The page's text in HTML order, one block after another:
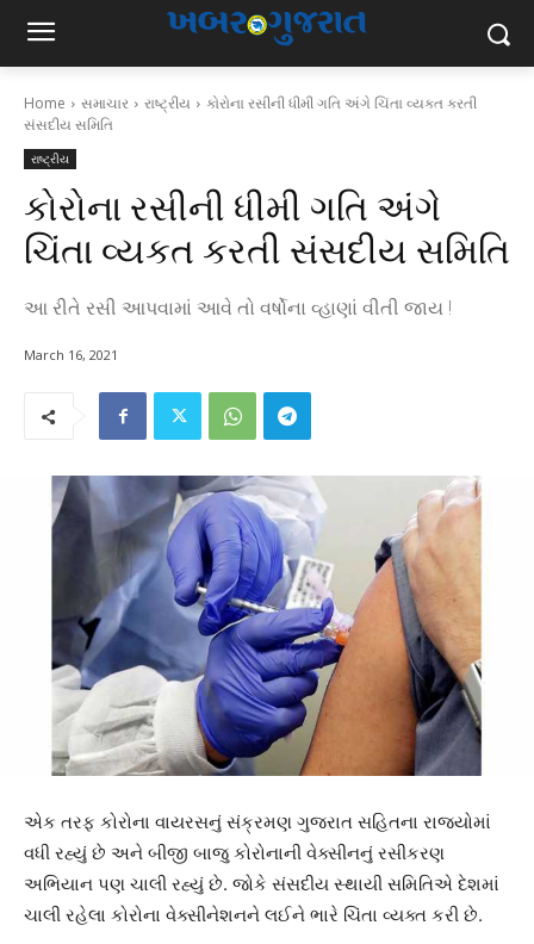
Home સમાચાર રાષ્ટ્રીય
કોરોના રસીની ધીમી ગતિ અંગે ચિંતા વ્યકત કરતી
સંસદીય સમિતિ
રાષ્ટ્રીય
કોરોના રસીની ધીમી ગતિ અંગે
ચિંતા વ્યકત કરતી સંસદીય સમિતિ
આ રીતે રસી આપવામાં આવે તો વર્ષોના વ્હાણાં વીતી જાય !
March 16, 2021
એક તરફ કોરોના વાયરસનું સંક્રમણ ગુજરાત સહિતના રાજ્યોમાં
વધી રહ્યું છે અને બીજી બાજુ કોરોનાની વેક્સીનનું રસીકરણ
અભિયાન પણ ચાલી રહ્યું છે. જોકે સંસદીય સ્થાયી સમિતિએ દેશમાં
ચાલી રહેલા કોરોના વેક્સીનેશનને લઈને ભારે ચિંતા વ્યક્ત કરી છે.